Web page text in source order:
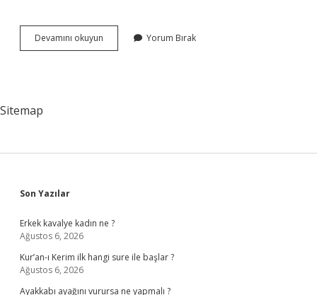
Devamını okuyun Radyoaktif
Izotoplar
Yorum Bırak
Sitemap
Sidebar
Son Yazılar
Erkek kavalye kadın ne ?
Ağustos 6, 2026
Kur’an-ı Kerim ilk hangi sure ile başlar ?
Ağustos 6, 2026
Ayakkabı ayağını vurursa ne yapmalı ?